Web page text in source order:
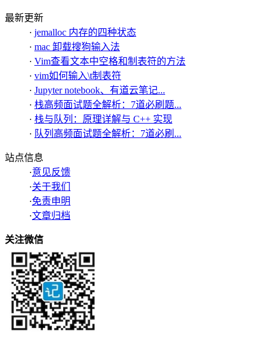
最新更新
· jemalloc 内存的四种状态
· mac 卸载搜狗输入法
· Vim查看文本中空格和制表符的方法
· vim如何输入\t制表符
· Jupyter notebook、有道云笔记...
· 栈高频面试题全解析：7道必刷题...
· 栈与队列：原理详解与 C++ 实现
· 队列高频面试题全解析：7道必刷...
站点信息
·意见反馈
·关于我们
·免责申明
·文章归档
关注微信